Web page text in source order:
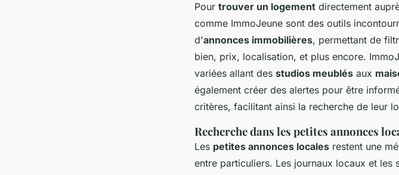
Pour trouver un logement directement
comme ImmoJeune sont des outils
d'annonces immobilières, permettant de
bien, prix, localisation, et plus encore.
variées allant des studios meublés aux
également créer des alertes pour être
critères, facilitant ainsi la recherche de leur
Recherche dans les petites annonces
Les petites annonces locales restent une
entre particuliers. Les journaux locaux et les